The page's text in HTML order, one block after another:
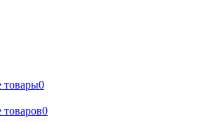
товары0
0